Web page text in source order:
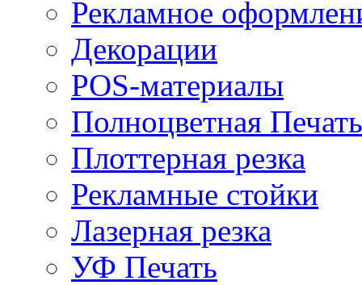
Рекламное
Декорации
POS-материалы
Полноцветная Печать
Плоттерная резка
Рекламные стойки
Лазерная резка
УФ Печать